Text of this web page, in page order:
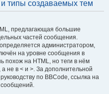
типы создаваемых тем
предлагающая большие
частей сообщения.
администратором,
на уровне сообщения в
похож на HTML, но теги в нём
не в < и >. За дополнительной
по BBCode, ссылка на
сообщений.